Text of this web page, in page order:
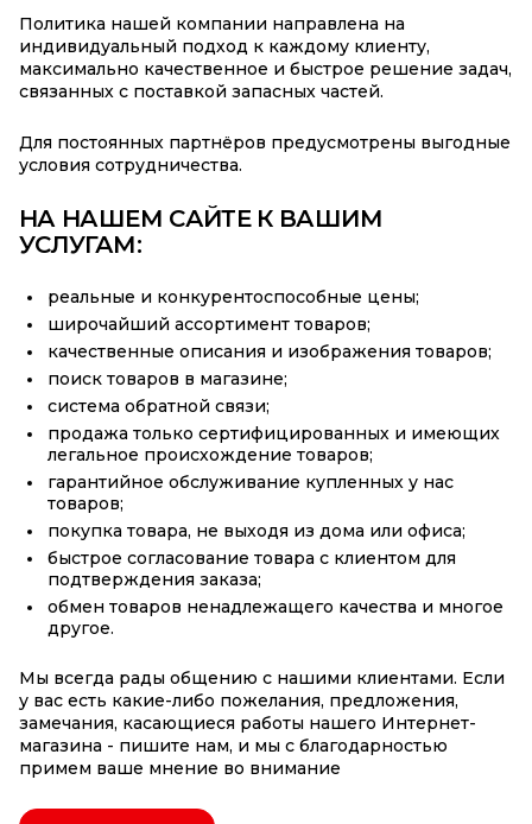
Политика нашей компании направлена на
индивидуальный подход к каждому клиенту,
максимально качественное и быстрое решение задач,
связанных с поставкой запасных частей.
Для постоянных партнёров предусмотрены выгодные
условия сотрудничества.
НА НАШЕМ САЙТЕ К ВАШИМ
УСЛУГАМ:
реальные и конкурентоспособные цены;
широчайший ассортимент товаров;
качественные описания и изображения товаров;
поиск товаров в магазине;
система обратной связи;
продажа только сертифицированных и имеющих
легальное происхождение товаров;
гарантийное обслуживание купленных у нас
товаров;
покупка товара, не выходя из дома или офиса;
быстрое согласование товара с клиентом для
подтверждения заказа;
обмен товаров ненадлежащего качества и многое
другое.
Мы всегда рады общению с нашими клиентами. Если
у вас есть какие-либо пожелания, предложения,
замечания, касающиеся работы нашего Интернет-
магазина - пишите нам, и мы с благодарностью
примем ваше мнение во внимание